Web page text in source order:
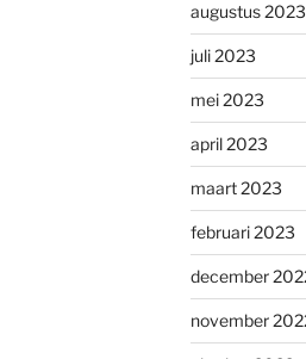
augustus 2023
juli 2023
mei 2023
april 2023
maart 2023
februari 2023
december
november